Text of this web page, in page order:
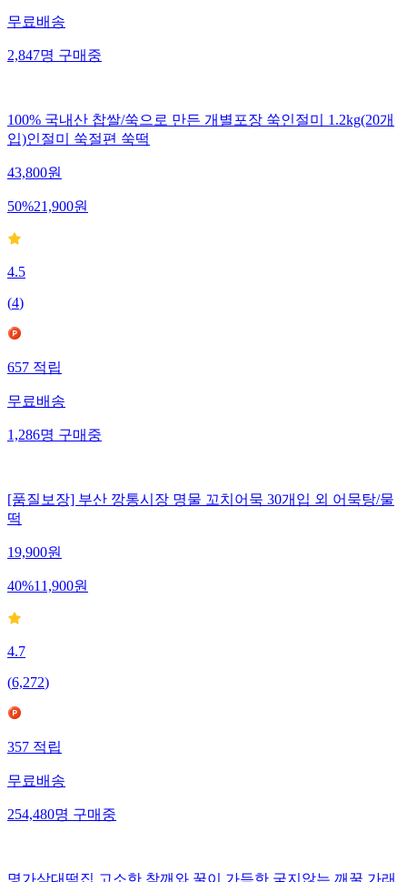
무료배송
2,847명구매중
100% 국내산 찹쌀/쑥으로 만든 개별포장 쑥인절미 1.2kg(20개
입)인절미 쑥절편 쑥떡
43,800원
50%21,900원
4.5
(4)
657적립
무료배송
1,286명구매중
[품질보장] 부산 깡통시장 명물 꼬치어묵 30개입 외 어묵탕/물
떡
19,900원
40%11,900원
4.7
(6,272)
357적립
무료배송
254,480명구매중